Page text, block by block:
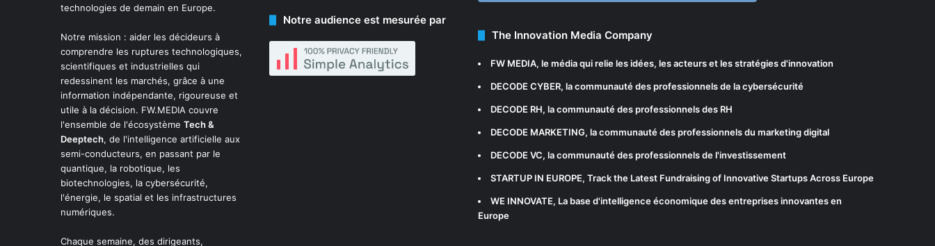
technologies de demain en Europe.
Notre mission : aider les décideurs à
comprendre les ruptures technologiques,
scientifiques et industrielles qui
redessinent les marchés, grâce à une
information indépendante, rigoureuse et
utile à la décision. FW.MEDIA couvre
l'ensemble de l'écosystème Tech &
Deeptech, de l'intelligence artificielle aux
semi-conducteurs, en passant par le
quantique, la robotique, les
biotechnologies, la cybersécurité,
l'énergie, le spatial et les infrastructures
numériques.
Chaque semaine, des dirigeants,
Notre audience est mesurée par
The Innovation Media Company
FW MEDIA, le média qui relie les idées, les acteurs et les stratégies d'innovation
DECODE CYBER, la communauté des professionnels de la cybersécurité
DECODE RH, la communauté des professionnels des RH
DECODE MARKETING, la communauté des professionnels du marketing digital
DECODE VC, la communauté des professionnels de l'investissement
STARTUP IN EUROPE, Track the Latest Fundraising of Innovative Startups Across Europe
WE INNOVATE, La base d'intelligence économique des entreprises innovantes en
Europe